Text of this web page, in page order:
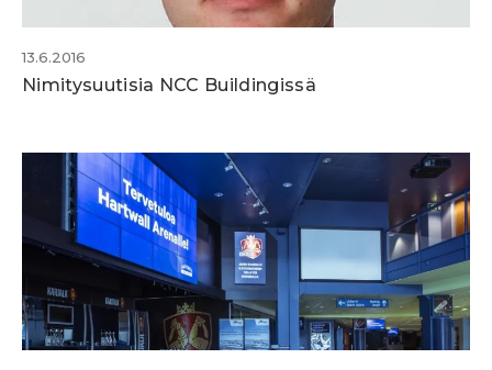
13.6.2016
Nimitysuutisia NCC Buildingissä